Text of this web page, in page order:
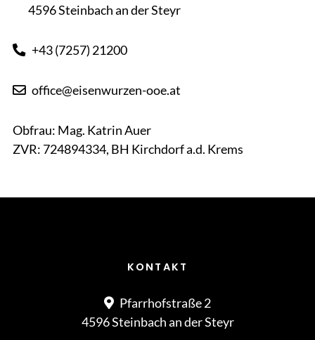
4596 Steinbach an der Steyr
+43 (7257) 21200
office@eisenwurzen-ooe.at
Obfrau: Mag. Katrin Auer
ZVR: 724894334, BH Kirchdorf a.d. Krems
KONTAKT
Pfarrhofstraße 2
4596 Steinbach an der Steyr